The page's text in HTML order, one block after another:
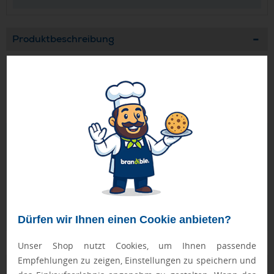
Dürfen wir Ihnen einen Cookie anbieten?
Unser Shop nutzt Cookies, um Ihnen passende
Empfehlungen zu zeigen, Einstellungen zu speichern und
Produktbeschreibung
Baumwolle und 30% RPET Polyester, Grammatur: 280 g/m².
Geprüft von Ewa
Nur Produkte, die unserenQualitätscheck
schaffen es in den Shop.
Mehr erfahren
Zusatzinformation